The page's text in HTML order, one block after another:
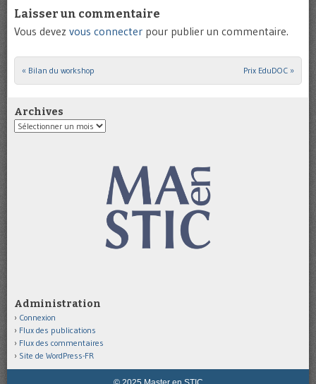
Laisser un commentaire
Vous devez vous connecter pour publier un commentaire.
Post navigation
« Bilan du workshop Prix EduDOC »
Archives
Archives
Administration
Connexion
Flux des publications
Flux des commentaires
Site de WordPress-FR